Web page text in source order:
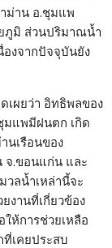
ม่าน อ.ชุมแพ
ภูมิ ส่วนปริมาณน้ำ
งจากปัจจุบันยัง
เผยว่า อิทธิพลของ
มแพมีฝนตก เกิด
นเรือนของ
จ.ขอนแก่น และ
ลน้ำเหล่านี้จะ
งานที่เกี่ยวข้อง
ห้การช่วยเหลือ
เคยประสบ